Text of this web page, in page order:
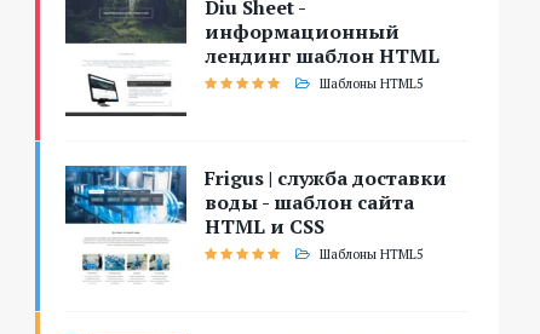
Diu Sheet -
информационный
лендинг шаблон HTML
Шаблоны HTML5
Frigus | служба доставки
воды - шаблон сайта
HTML и CSS
Шаблоны HTML5